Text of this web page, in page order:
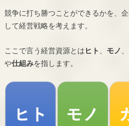
競争に打ち勝つことができるかを、
して経営戦略を考えます。
ここで言う経営資源とは ヒト モノ
や仕組みを指します。